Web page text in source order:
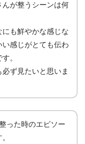
が整うシーンは何
も鮮やかな感じな
感じがとても伝わ
。
ず見たいと思いま
った時のエピソー